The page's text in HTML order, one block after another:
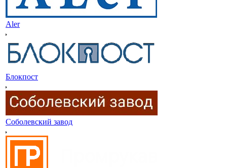
Aler
Блокпост
Соболевский завод